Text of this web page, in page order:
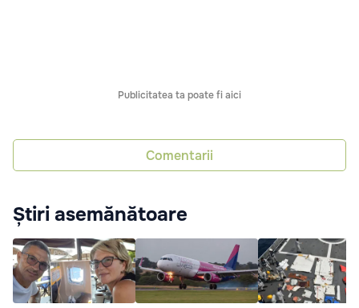
Publicitatea ta poate fi aici
Comentarii
Știri asemănătoare